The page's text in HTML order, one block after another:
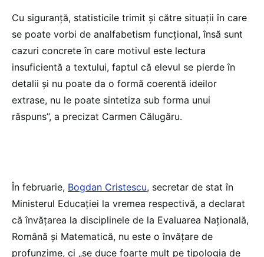
Cu siguranță, statisticile trimit și către situații în care
se poate vorbi de analfabetism funcțional, însă sunt
cazuri concrete în care motivul este lectura
insuficientă a textului, faptul că elevul se pierde în
detalii și nu poate da o formă coerentă ideilor
extrase, nu le poate sintetiza sub forma unui
răspuns”, a precizat Carmen Călugăru.
În februarie, Bogdan Cristescu, secretar de stat în
Ministerul Educației la vremea respectivă, a declarat
că învățarea la disciplinele de la Evaluarea Națională,
Română și Matematică, nu este o învățare de
profunzime, ci „se duce foarte mult pe tipologia de